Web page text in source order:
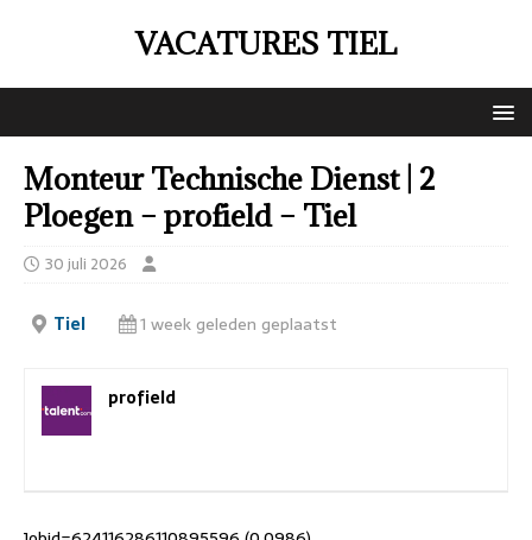
VACATURES TIEL
Monteur Technische Dienst | 2
Ploegen – profield – Tiel
30 juli 2026
Tiel 1 week geleden geplaatst
profield